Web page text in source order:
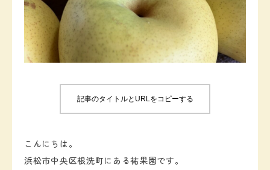
記事のタイトルとURLをコピーする
こんにちは。
浜松市中央区根洗町にある祐果園です。
お知らせ
お問い合わせ